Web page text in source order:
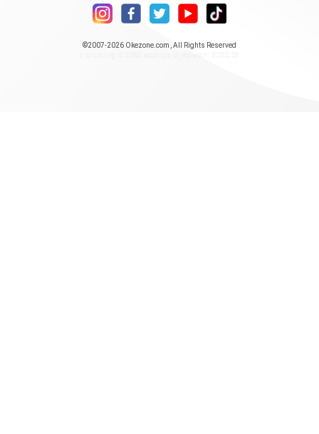
©2007-2026 Okezone.com , All Rights Reserved